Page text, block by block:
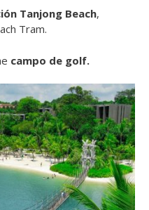
Tanjong Beach,
Tram.
campo de golf.